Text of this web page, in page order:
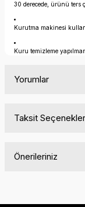
30 derecede, ürünü ters
Kurutma makinesi
Kuru temizleme
Yorumlar
Taksit
Önerileriniz